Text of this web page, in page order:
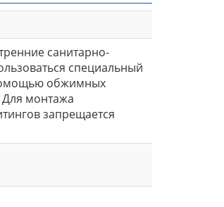
санитарно-
специальный
обжимных
монтажа
запрещается